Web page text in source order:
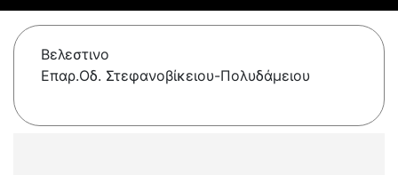
Βελεστινο
Επαρ.Οδ. Στεφανοβίκειου-Πολυδάμειου